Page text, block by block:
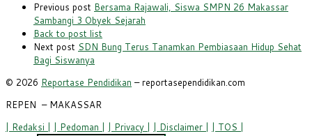
Previous post Bersama Rajawali, Siswa SMPN 26 Makassar
Sambangi 3 Obyek Sejarah
Back to post list
Next post SDN Bung Terus Tanamkan Pembiasaan Hidup Sehat
Bagi Siswanya
© 2026 Reportase Pendidikan – reportasependidikan.com
REPEN – MAKASSAR
| Redaksi | | Pedoman | | Privacy | | Disclaimer | | TOS |